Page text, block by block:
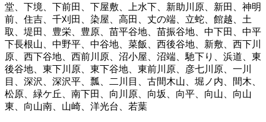
堂
下境 下前田 下屋敷 上水下 新助川原 新田
神明
前
住吉 千刈田 染屋 高田 丈の端 立蛇 館越
土
取
堤田 豊栄 豊原 苗平谷地 苗振谷地 中下田
中平
下長根山
中野平 中谷地 菜飯 西後谷地 新敷
西下川
原
西下谷地 西前川原 沼小屋 沼端 馳下り 浜道
東
後谷地
東下川原 東下谷地 東前川原 彦七川原
一川
目
深沢 深沢平 瓢 二川目 古間木山 堀ノ内 間木
松原
緑ケ丘 南下田 向川原 向坂 向平 向山
向山
東
向山南 山崎 洋光台 若葉